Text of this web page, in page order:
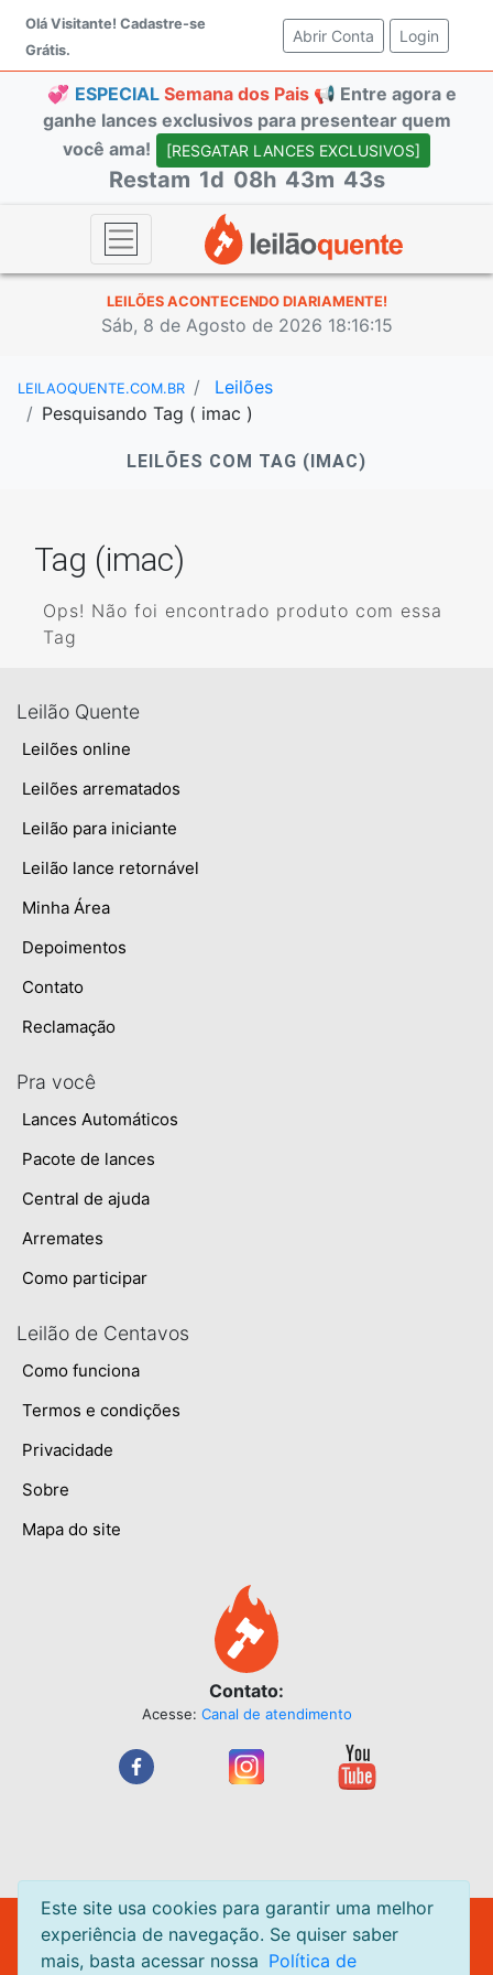
Olá Visitante! Cadastre-se
Grátis.
Abrir Conta (current)
Login
💞 ESPECIAL Semana dos Pais 📢 Entre agora e
ganhe lances exclusivos para presentear quem
você ama!
[RESGATAR LANCES EXCLUSIVOS]
Restam 1d 08h 43m 43s
LEILÕES ACONTECENDO DIARIAMENTE!
Sáb, 8 de Agosto de 2026 18:16:15
LEILAOQUENTE.COM.BR
Leilões
Pesquisando Tag ( imac )
LEILÕES COM TAG (IMAC)
Tag (imac)
Ops! Não foi encontrado produto com essa
Tag
Leilão Quente
Leilões online
Leilões arrematados
Leilão para iniciante
Leilão lance retornável
Minha Área
Depoimentos
Contato
Reclamação
Pra você
Lances Automáticos
Pacote de lances
Central de ajuda
Arremates
Como participar
Leilão de Centavos
Como funciona
Termos e condições
Privacidade
Sobre
Mapa do site
Contato:
Acesse: Canal de atendimento
Leilão Quente Site de Leilão de Centavos. Leilões acontecendo
diariamente.
Este site usa cookies para garantir uma melhor
experiência de navegação. Se quiser saber
mais, basta acessar nossa Política de